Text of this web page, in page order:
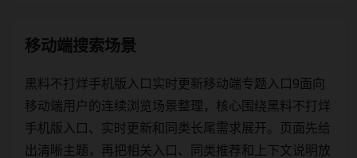
移动端搜索场景
黑料不打烊手机版入口实时更新移动端专题入口9面向
移动端用户的连续浏览场景整理，核心围绕黑料不打烊
手机版入口、实时更新和同类长尾需求展开。页面先给
出清晰主题，再把相关入口、同类推荐和上下文说明放